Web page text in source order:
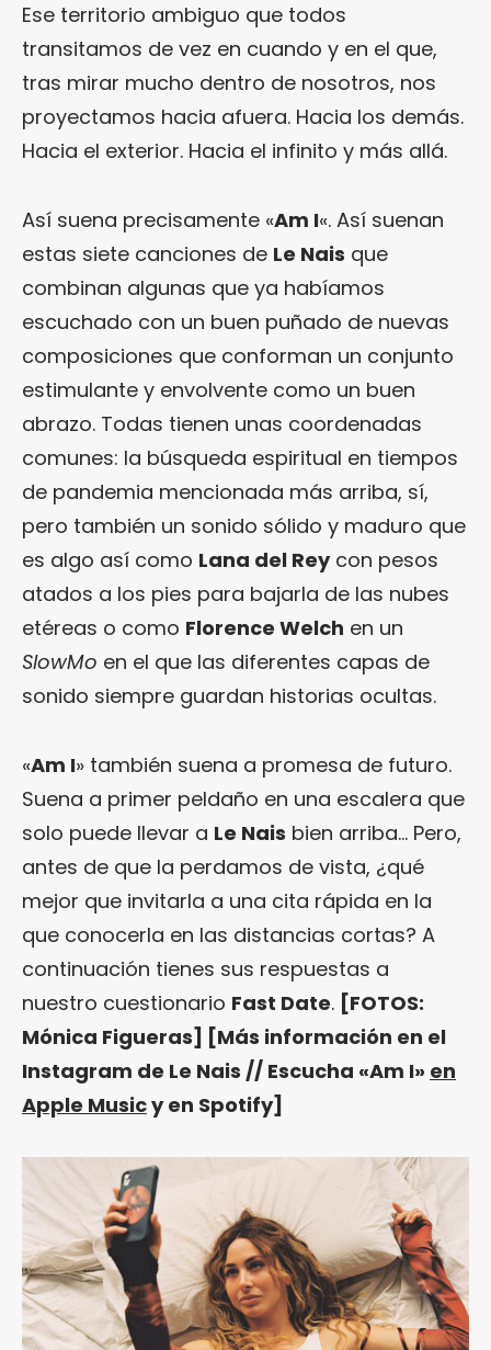
Ese territorio ambiguo que todos
transitamos de vez en cuando y en el que,
tras mirar mucho dentro de nosotros, nos
proyectamos hacia afuera. Hacia los demás.
Hacia el exterior. Hacia el infinito y más allá.
Así suena precisamente «Am I«. Así suenan
estas siete canciones de Le Nais que
combinan algunas que ya habíamos
escuchado con un buen puñado de nuevas
composiciones que conforman un conjunto
estimulante y envolvente como un buen
abrazo. Todas tienen unas coordenadas
comunes: la búsqueda espiritual en tiempos
de pandemia mencionada más arriba, sí,
pero también un sonido sólido y maduro que
es algo así como Lana del Reycon pesos
atados a los pies para bajarla de las nubes
etéreas o como Florence Welch en un
SlowMo en el que las diferentes capas de
sonido siempre guardan historias ocultas.
«Am I» también suena a promesa de futuro.
Suena a primer peldaño en una escalera que
solo puede llevar a Le Nais bien arriba… Pero,
antes de que la perdamos de vista, ¿qué
mejor que invitarla a una cita rápida en la
que conocerla en las distancias cortas? A
continuación tienes sus respuestas a
nuestro cuestionario Fast Date. [FOTOS:
Mónica Figueras] [Más información en el
Instagram de Le Nais // Escucha «Am I» en
Apple Musicy en Spotify]